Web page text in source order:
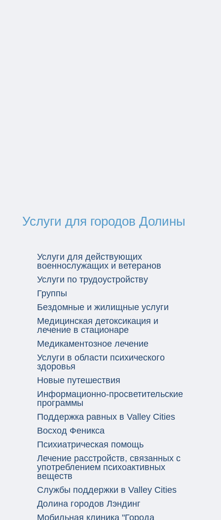
Услуги для городов Долины
Услуги для действующих
военнослужащих и ветеранов
Услуги по трудоустройству
Группы
Бездомные и жилищные услуги
Медицинская детоксикация и
лечение в стационаре
Медикаментозное лечение
Услуги в области психического
здоровья
Новые путешествия
Информационно-просветительские
программы
Поддержка равных в Valley Cities
Восход Феникса
Психиатрическая помощь
Лечение расстройств, связанных с
употреблением психоактивных
веществ
Службы поддержки в Valley Cities
Долина городов Лэндинг
Мобильная клиника "Города